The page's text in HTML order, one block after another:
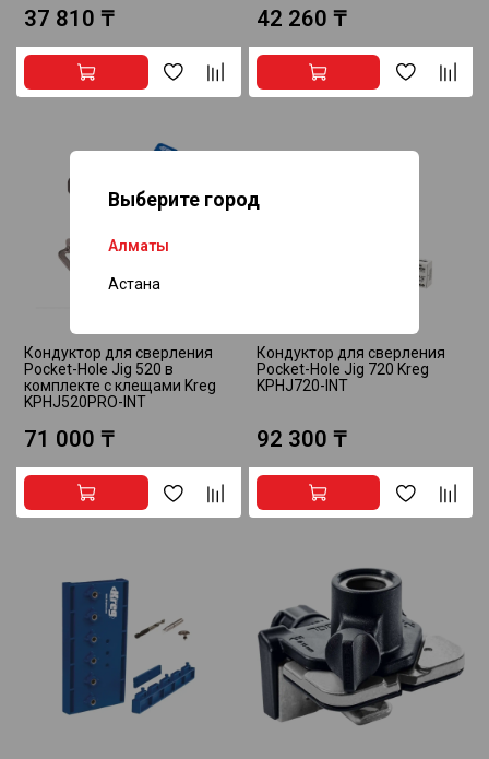
Выберите город
Алматы
Астана
37 810 ₸ 42 260 ₸
Кондуктор для сверления
Pocket-Hole Jig 520 в
комплекте с клещами Kreg
KPHJ520PRO-INT
71 000 ₸
Кондуктор для сверления
Pocket-Hole Jig 720 Kreg
KPHJ720-INT
92 300 ₸